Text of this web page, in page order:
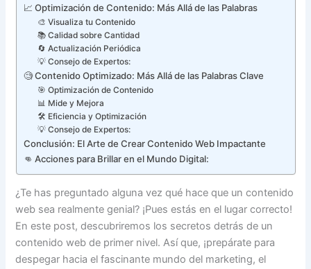
📈 Optimización de Contenido: Más Allá de las Palabras
🎨 Visualiza tu Contenido
📚 Calidad sobre Cantidad
🔄 Actualización Periódica
💡 Consejo de Expertos:
🧐 Contenido Optimizado: Más Allá de las Palabras Clave
🎯 Optimización de Contenido
📊 Mide y Mejora
🛠️ Eficiencia y Optimización
💡 Consejo de Expertos:
Conclusión: El Arte de Crear Contenido Web Impactante
👊 Acciones para Brillar en el Mundo Digital:
¿Te has preguntado alguna vez qué hace que un contenido
web sea realmente genial? ¡Pues estás en el lugar correcto!
En este post, descubriremos los secretos detrás de un
contenido web de primer nivel. Así que, ¡prepárate para
despegar hacia el fascinante mundo del marketing, el